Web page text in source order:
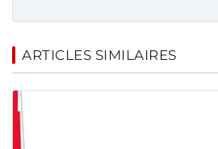
ARTICLES SIMILAIRES